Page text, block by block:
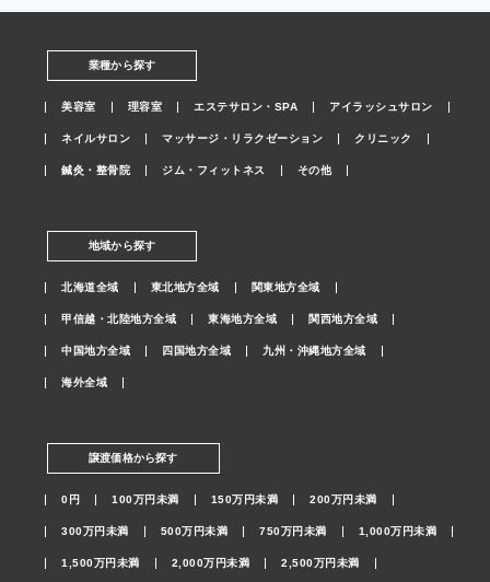
業種から探す
美容室 理容室 エステサロン・SPA アイラッシュサロン
ネイルサロン マッサージ・リラクゼーション クリニック
鍼灸・整骨院 ジム・フィットネス その他
地域から探す
北海道全域 東北地方全域 関東地方全域
甲信越・北陸地方全域 東海地方全域 関西地方全域
中国地方全域 四国地方全域 九州・沖縄地方全域
海外全域
譲渡価格から探す
0円 100万円未満 150万円未満 200万円未満
300万円未満 500万円未満 750万円未満 1,000万円未満
1,500万円未満 2,000万円未満 2,500万円未満